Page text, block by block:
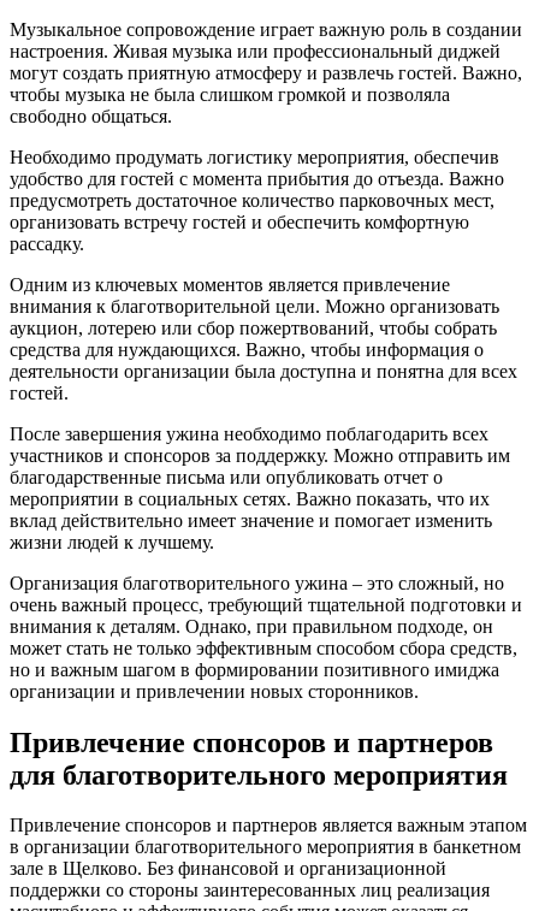
Музыкальное сопровождение играет важную роль в создании
настроения. Живая музыка или профессиональный диджей
могут создать приятную атмосферу и развлечь гостей. Важно,
чтобы музыка не была слишком громкой и позволяла
свободно общаться.
Необходимо продумать логистику мероприятия, обеспечив
удобство для гостей с момента прибытия до отъезда. Важно
предусмотреть достаточное количество парковочных мест,
организовать встречу гостей и обеспечить комфортную
рассадку.
Одним из ключевых моментов является привлечение
внимания к благотворительной цели. Можно организовать
аукцион, лотерею или сбор пожертвований, чтобы собрать
средства для нуждающихся. Важно, чтобы информация о
деятельности организации была доступна и понятна для всех
гостей.
После завершения ужина необходимо поблагодарить всех
участников и спонсоров за поддержку. Можно отправить им
благодарственные письма или опубликовать отчет о
мероприятии в социальных сетях. Важно показать, что их
вклад действительно имеет значение и помогает изменить
жизни людей к лучшему.
Организация благотворительного ужина – это сложный, но
очень важный процесс, требующий тщательной подготовки и
внимания к деталям. Однако, при правильном подходе, он
может стать не только эффективным способом сбора средств,
но и важным шагом в формировании позитивного имиджа
организации и привлечении новых сторонников.
Привлечение спонсоров и партнеров
для благотворительного мероприятия
Привлечение спонсоров и партнеров является важным этапом
в организации благотворительного мероприятия в банкетном
зале в Щелково. Без финансовой и организационной
поддержки со стороны заинтересованных лиц реализация